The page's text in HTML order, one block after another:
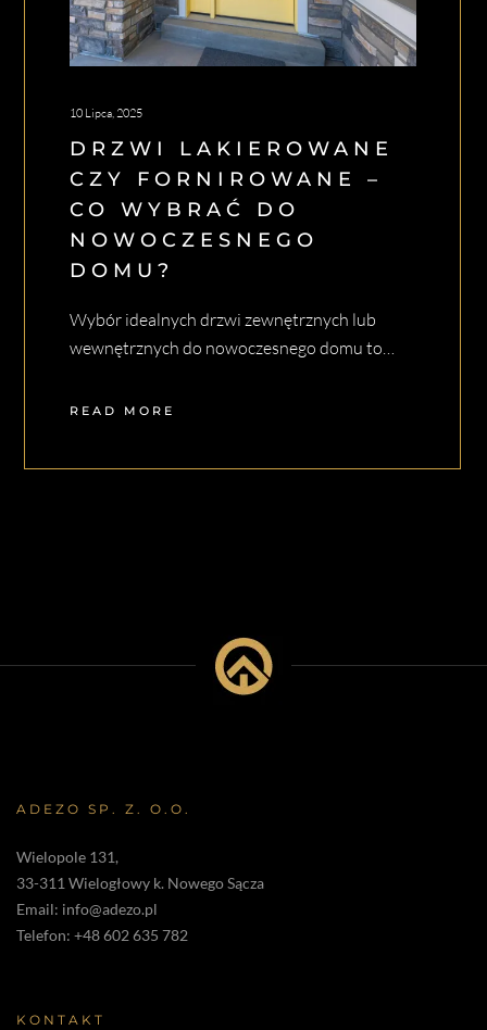
10 Lipca, 2025
DRZWI LAKIEROWANE
CZY FORNIROWANE –
CO WYBRAĆ DO
NOWOCZESNEGO
DOMU?
Wybór idealnych drzwi zewnętrznych lub
wewnętrznych do nowoczesnego domu to…
READ MORE
ADEZO SP. Z. O.O.
Wielopole 131,
33-311 Wielogłowy k. Nowego Sącza
Email: info@adezo.pl
Telefon: +48 602 635 782
KONTAKT